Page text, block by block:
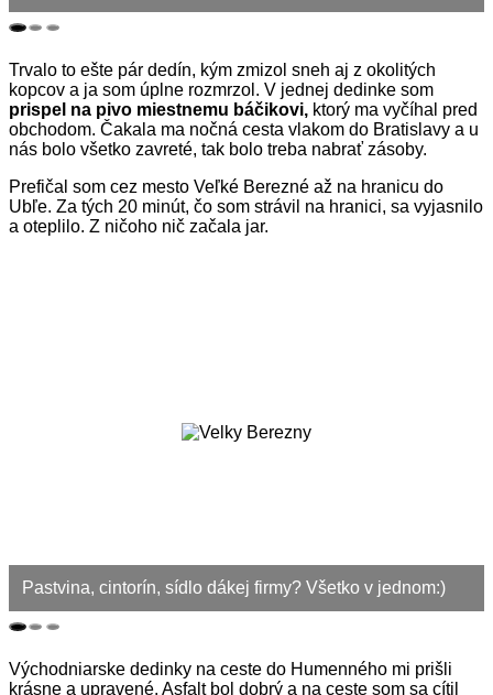
Trvalo to ešte pár dedín, kým zmizol sneh aj z okolitých
kopcov a ja som úplne rozmrzol. V jednej dedinke som
prispel na pivo miestnemu báčikovi, ktorý ma vyčíhal pred
obchodom. Čakala ma nočná cesta vlakom do Bratislavy a u
nás bolo všetko zavreté, tak bolo treba nabrať zásoby.
Prefičal som cez mesto Veľké Berezné až na hranicu do
Ubľe. Za tých 20 minút, čo som strávil na hranici, sa vyjasnilo
a oteplilo. Z ničoho nič začala jar.
Pastvina, cintorín, sídlo dákej firmy? Všetko v jednom:)
Východniarske dedinky na ceste do Humenného mi prišli
krásne a upravené. Asfalt bol dobrý a na ceste som sa cítil